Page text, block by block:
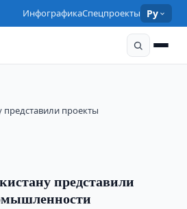
ИнфографикаСпецпроекты Ру
представили проекты
представили